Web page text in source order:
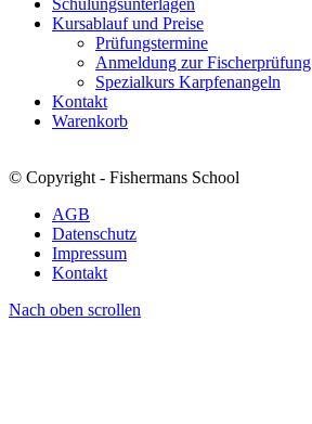
Schulungsunterlagen
Kursablauf und Preise
Prüfungstermine
Anmeldung zur Fischerprüfung
Spezialkurs Karpfenangeln
Kontakt
Warenkorb
© Copyright - Fishermans School
AGB
Datenschutz
Impressum
Kontakt
Nach oben scrollen